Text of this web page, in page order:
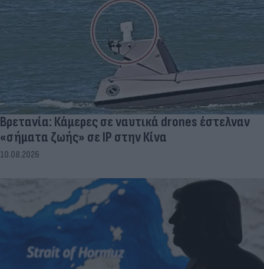
Βρετανία: Κάμερες σε ναυτικά drones έστελναν
«σήματα ζωής» σε IP στην Κίνα
10.08.2026